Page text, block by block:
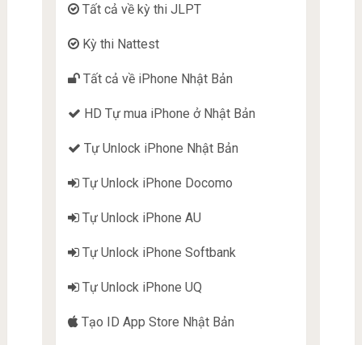
Tất cả về kỳ thi JLPT
Kỳ thi Nattest
Tất cả về iPhone Nhật Bản
HD Tự mua iPhone ở Nhật Bản
Tự Unlock iPhone Nhật Bản
Tự Unlock iPhone Docomo
Tự Unlock iPhone AU
Tự Unlock iPhone Softbank
Tự Unlock iPhone UQ
Tạo ID App Store Nhật Bản